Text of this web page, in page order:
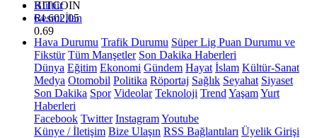
BITCOIN
64.602,05
0.69
Kültür
Resmi İlan
Hava Durumu Trafik Durumu Süper Lig Puan Durumu ve
Fikstür Tüm Manşetler Son Dakika Haberleri
Dünya Eğitim Ekonomi Gündem Hayat İslam Kültür-Sanat
Medya Otomobil Politika Röportaj Sağlık Seyahat Siyaset
Son Dakika Spor Videolar Teknoloji Trend YaşamYurt
Haberleri
Facebook Twitter InstagramYoutube
Künye / İletişim Bize Ulaşın RSS Bağlantıları Üyelik Girişi